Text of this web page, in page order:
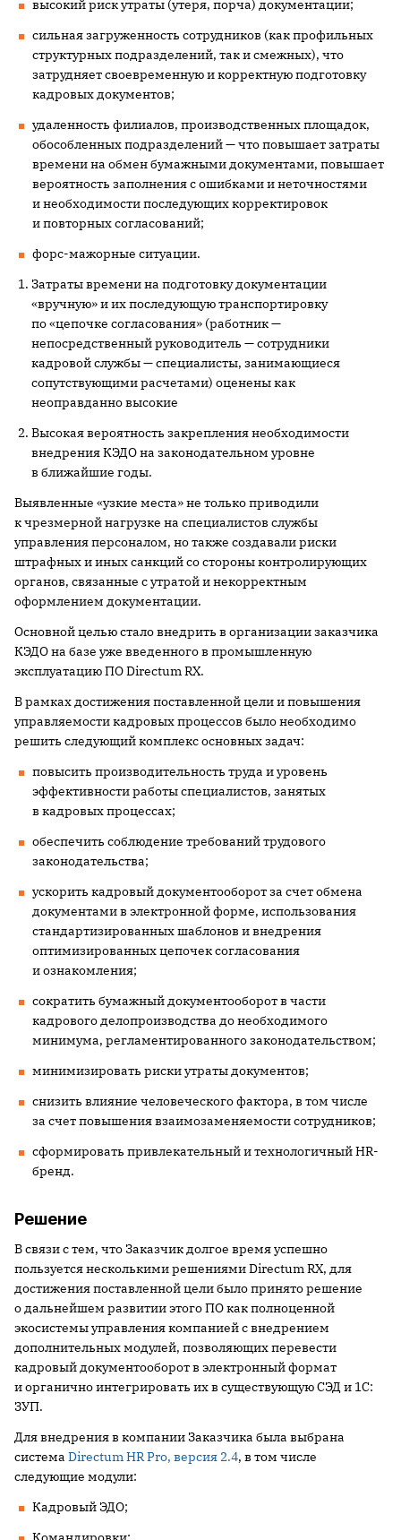
высокий риск утраты (утеря, порча) документации;
сильная загруженность сотрудников (как профильных
структурных подразделений, так и смежных), что
затрудняет своевременную и корректную подготовку
кадровых документов;
удаленность филиалов, производственных площадок,
обособленных подразделений — что повышает затраты
времени на обмен бумажными документами, повышает
вероятность заполнения с ошибками и неточностями
и необходимости последующих корректировок
и повторных согласований;
форс-мажорные ситуации.
Затраты времени на подготовку документации
«вручную» и их последующую транспортировку
по «цепочке согласования» (работник —
непосредственный руководитель — сотрудники
кадровой службы — специалисты, занимающиеся
сопутствующими расчетами) оценены как
неоправданно высокие
Высокая вероятность закрепления необходимости
внедрения КЭДО на законодательном уровне
в ближайшие годы.
Выявленные «узкие места» не только приводили
к чрезмерной нагрузке на специалистов службы
управления персоналом, но также создавали риски
штрафных и иных санкций со стороны контролирующих
органов, связанные с утратой и некорректным
оформлением документации.
Основной целью стало внедрить в организации заказчика
КЭДО на базе уже введенного в промышленную
эксплуатацию ПО Directum RX.
В рамках достижения поставленной цели и повышения
управляемости кадровых процессов было необходимо
решить следующий комплекс основных задач:
повысить производительность труда и уровень
эффективности работы специалистов, занятых
в кадровых процессах;
обеспечить соблюдение требований трудового
законодательства;
ускорить кадровый документооборот за счет обмена
документами в электронной форме, использования
стандартизированных шаблонов и внедрения
оптимизированных цепочек согласования
и ознакомления;
сократить бумажный документооборот в части
кадрового делопроизводства до необходимого
минимума, регламентированного законодательством;
минимизировать риски утраты документов;
снизить влияние человеческого фактора, в том числе
за счет повышения взаимозаменяемости сотрудников;
сформировать привлекательный и технологичный HR-
бренд.
Решение
В связи с тем, что Заказчик долгое время успешно
пользуется несколькими решениями Directum RX, для
достижения поставленной цели было принято решение
о дальнейшем развитии этого ПО как полноценной
экосистемы управления компанией с внедрением
дополнительных модулей, позволяющих перевести
кадровый документооборот в электронный формат
и органично интегрировать их в существующую СЭД и 1С:
ЗУП.
Для внедрения в компании Заказчика была выбрана
система Directum HR Pro, версия 2.4, в том числе
следующие модули:
Кадровый ЭДО;